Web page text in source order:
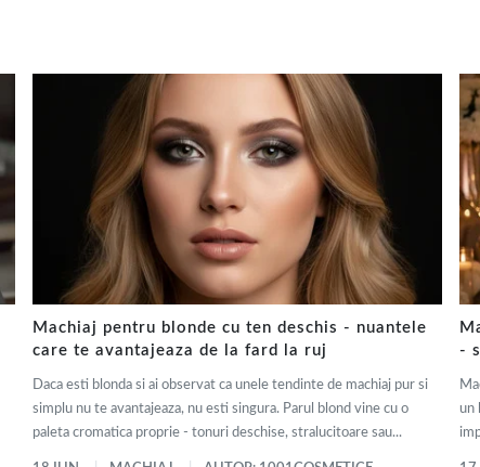
Machiaj pentru blonde cu ten deschis - nuantele
care te avantajeaza de la fard la ruj
Daca esti blonda si ai observat ca unele tendinte de machiaj pur si
simplu nu te avantajeaza, nu esti singura. Parul blond vine cu o
paleta cromatica proprie - tonuri deschise, stralucitoare sau...
-
un